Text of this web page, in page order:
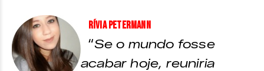
Rívia Petermann
“Se o mundo fosse
acabar hoje, reuniria